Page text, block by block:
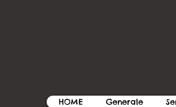
HOME Generale